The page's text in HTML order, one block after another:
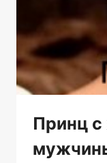
Принц с